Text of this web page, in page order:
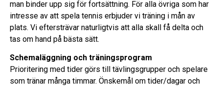
man binder upp sig för fortsättning. För alla övriga som har
intresse av att spela tennis erbjuder vi träning i mån av
plats. Vi eftersträvar naturligtvis att alla skall få delta och
tas om hand på bästa sätt.
Schemaläggning och träningsprogram
Prioritering med tider görs till tävlingsgrupper och spelare
som tränar många timmar. Önskemål om tider/dagar och